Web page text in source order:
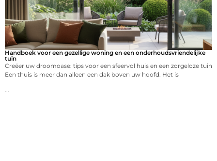
Handboek voor een gezellige woning en een onderhoudsvriendelijke
tuin
Creëer uw droomoase: tips voor een sfeervol huis en een zorgeloze tuin
Een thuis is meer dan alleen een dak boven uw hoofd. Het is
...